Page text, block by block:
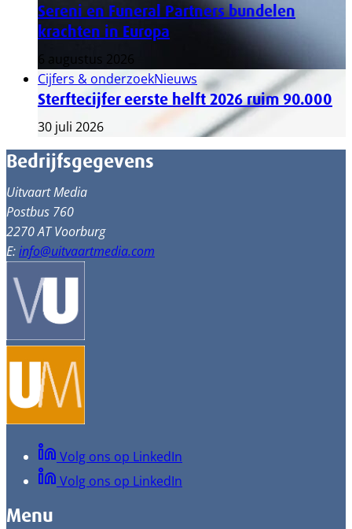
Sereni en Funeral Partners bundelen
krachten in Europa
6 augustus 2026
Cijfers & onderzoekNieuws
Sterftecijfer eerste helft 2026 ruim 90.000
30 juli 2026
Bedrijfsgegevens
Uitvaart Media
Postbus 760
2270 AT Voorburg
E:info@uitvaartmedia.com
Volg ons op LinkedIn
Volg ons op LinkedIn
Menu